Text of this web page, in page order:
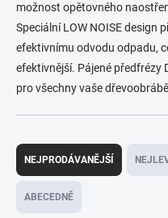
možnost opětovného
Speciální LOW NOISE design
efektivnímu odvodu odpadu,
efektivnější. Pájené předfrézy
pro všechny vaše
Ř
z
NEJPRODÁVANĚJŠÍ
ABECEDNĚ